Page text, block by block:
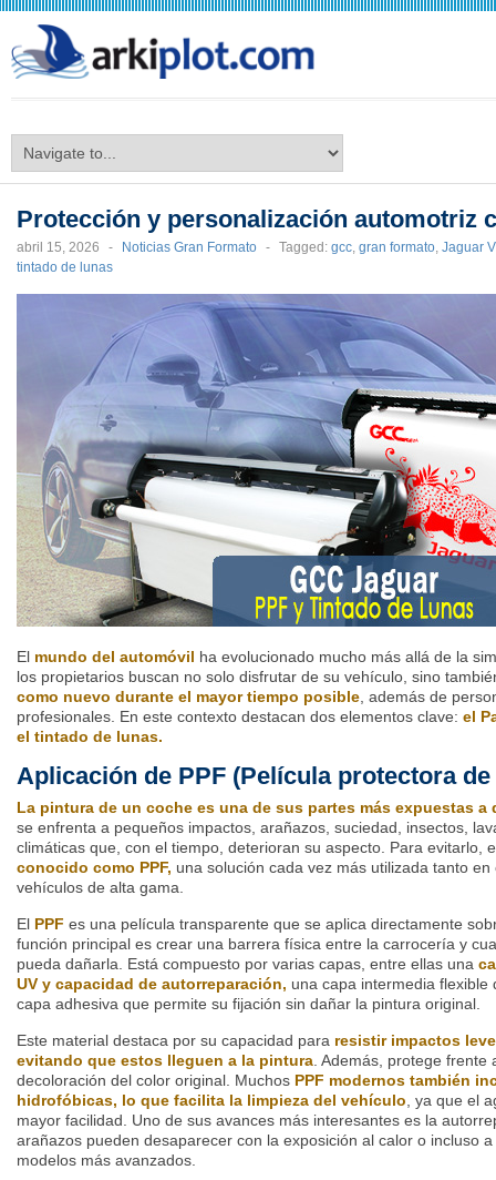
Protección y personalización automotriz
abril 15, 2026 - Noticias Gran Formato - Tagged: gcc, gran formato, Jaguar V
tintado de lunas
El mundo del automóvil ha evolucionado mucho más allá de la
los propietarios buscan no solo disfrutar de su vehículo, sino
como nuevo durante el mayor tiempo posible , además de
profesionales. En este contexto destacan dos elementos clave: el
el tintado de lunas.
Aplicación de PPF (Película protectora
La pintura de un coche es una de sus partes más expuestas a
se enfrenta a pequeños impactos, arañazos, suciedad, insectos,
climáticas que, con el tiempo, deterioran su aspecto. Para evitarlo,
conocido como PPF, una solución cada vez más utilizada tanto
vehículos de alta gama.
El PPF es una película transparente que se aplica directamente
función principal es crear una barrera física entre la carrocería y
pueda dañarla. Está compuesto por varias capas, entre ellas una
UV y capacidad de autorreparación, una capa intermedia
capa adhesiva que permite su fijación sin dañar la pintura original.
Este material destaca por su capacidad para resistir impactos
evitando que estos lleguen a la pintura . Además, protege
decoloración del color original. Muchos PPF modernos también
hidrofóbicas, lo que facilita la limpieza del vehículo , ya que el
mayor facilidad. Uno de sus avances más interesantes es la
arañazos pueden desaparecer con la exposición al calor o incluso
modelos más avanzados.